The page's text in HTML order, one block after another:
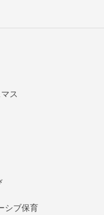
ス
シブ保育